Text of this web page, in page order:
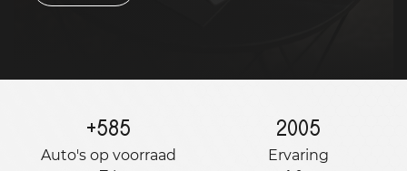
+585
Auto's op voorraad
2005
Ervaring